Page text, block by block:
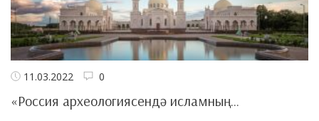
11.03.2022 0
«Россия археологиясендә исламның...